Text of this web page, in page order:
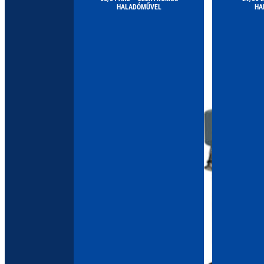
HALADÓMŰVEL